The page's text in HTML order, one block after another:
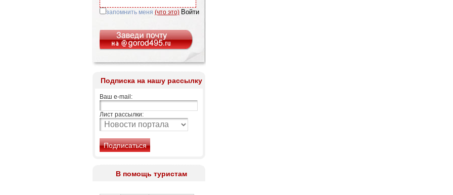
запомнить меня (что это)
Подписка на нашу рассылку
Ваш e-mail:
Лист рассылки:
В помощь туристам